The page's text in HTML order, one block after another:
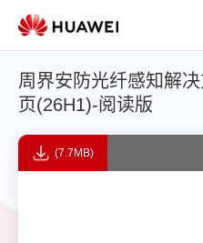
周界安防光纤感知解
页(26H1)-阅读版
(7.7MB)